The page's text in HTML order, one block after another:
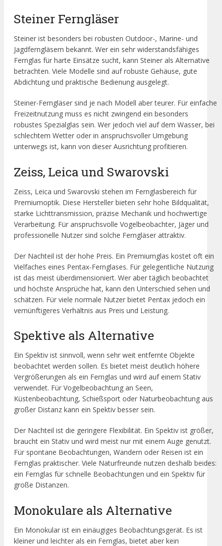
Steiner Ferngläser
Steiner ist besonders bei robusten Outdoor-, Marine- und
Jagdferngläsern bekannt. Wer ein sehr widerstandsfähiges
Fernglas für harte Einsätze sucht, kann Steiner als Alternative
betrachten. Viele Modelle sind auf robuste Gehäuse, gute
Abdichtung und praktische Bedienung ausgelegt.
Steiner-Ferngläser sind je nach Modell aber teurer. Für einfache
Freizeitnutzung muss es nicht zwingend ein besonders
robustes Spezialglas sein. Wer jedoch viel auf dem Wasser, bei
schlechtem Wetter oder in anspruchsvoller Umgebung
unterwegs ist, kann von dieser Ausrichtung profitieren.
Zeiss, Leica und Swarovski
Zeiss, Leica und Swarovski stehen im Fernglasbereich für
Premiumoptik. Diese Hersteller bieten sehr hohe Bildqualität,
starke Lichttransmission, präzise Mechanik und hochwertige
Verarbeitung. Für anspruchsvolle Vogelbeobachter, Jäger und
professionelle Nutzer sind solche Ferngläser attraktiv.
Der Nachteil ist der hohe Preis. Ein Premiumglas kostet oft ein
Vielfaches eines Pentax-Fernglases. Für gelegentliche Nutzung
ist das meist überdimensioniert. Wer aber täglich beobachtet
und höchste Ansprüche hat, kann den Unterschied sehen und
schätzen. Für viele normale Nutzer bietet Pentax jedoch ein
vernünftigeres Verhältnis aus Preis und Leistung.
Spektive als Alternative
Ein Spektiv ist sinnvoll, wenn sehr weit entfernte Objekte
beobachtet werden sollen. Es bietet meist deutlich höhere
Vergrößerungen als ein Fernglas und wird auf einem Stativ
verwendet. Für Vogelbeobachtung an Seen,
Küstenbeobachtung, Schießsport oder Naturbeobachtung aus
großer Distanz kann ein Spektiv besser sein.
Der Nachteil ist die geringere Flexibilität. Ein Spektiv ist größer,
braucht ein Stativ und wird meist nur mit einem Auge genutzt.
Für spontane Beobachtungen, Wandern oder Reisen ist ein
Fernglas praktischer. Viele Naturfreunde nutzen deshalb beides:
ein Fernglas für schnelle Beobachtungen und ein Spektiv für
große Distanzen.
Monokulare als Alternative
Ein Monokular ist ein einäugiges Beobachtungsgerät. Es ist
kleiner und leichter als ein Fernglas, bietet aber kein